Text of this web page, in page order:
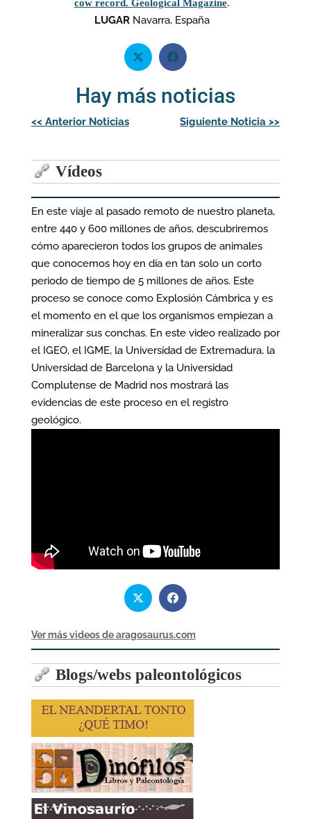
cow record. Geological Magazine.
LUGARNavarra, España
Hay más noticias
Navegación
de
<< Anterior Noticias Siguiente Noticia >>
Vídeos
En este viaje al pasado remoto de nuestro planeta,
entre 440 y 600 millones de años, descubriremos
cómo aparecieron todos los grupos de animales
que conocemos hoy en día en tan solo un corto
periodo de tiempo de 5 millones de años. Este
proceso se conoce como Explosión Cámbrica y es
el momento en el que los organismos empiezan a
mineralizar sus conchas. En este video realizado por
el IGEO, el IGME, la Universidad de Extremadura, la
Universidad de Barcelona y la Universidad
Complutense de Madrid nos mostrará las
evidencias de este proceso en el registro
geológico.
Ver más videos de aragosaurus.com
Blogs/webs paleontológicos